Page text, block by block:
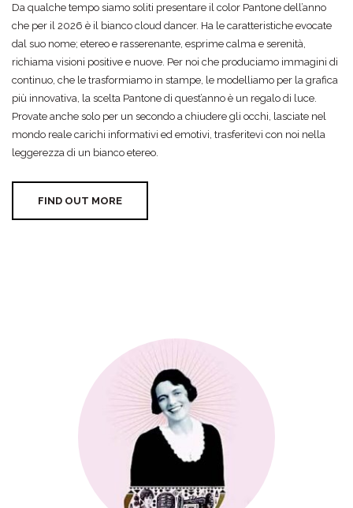
Da qualche tempo siamo soliti presentare il color Pantone dell’anno
che per il 2026 è il bianco cloud dancer. Ha le caratteristiche evocate
dal suo nome; etereo e rasserenante, esprime calma e serenità,
richiama visioni positive e nuove. Per noi che produciamo immagini di
continuo, che le trasformiamo in stampe, le modelliamo per la grafica
più innovativa, la scelta Pantone di quest’anno è un regalo di luce.
Provate anche solo per un secondo a chiudere gli occhi, lasciate nel
mondo reale carichi informativi ed emotivi, trasferitevi con noi nella
leggerezza di un bianco etereo.
FIND OUT MORE